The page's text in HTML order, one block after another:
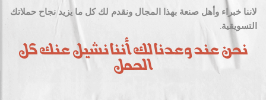
لاننا خبراء وأهل صنعة بهذا المجال ونقدم لك كل ما يزيد نجاح حملاتك
التسويقية.
نحن عند وعدنا لك أننا نشيل عنك كل
الحمل